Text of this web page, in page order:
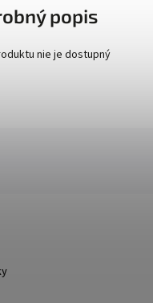
popis
nie je dostupný